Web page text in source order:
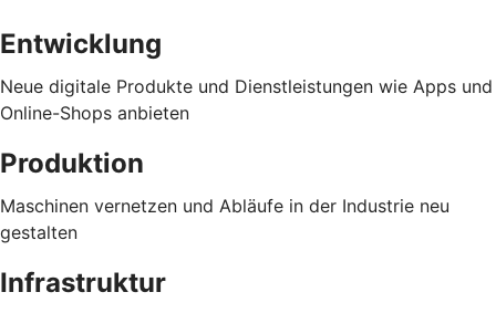
Entwicklung
Neue digitale Produkte und Dienstleistungen wie Apps und
Online-Shops anbieten
Produktion
Maschinen vernetzen und Abläufe in der Industrie neu
gestalten
Infrastruktur